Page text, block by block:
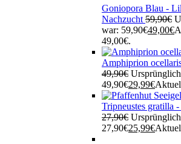
Goniopora Blau -
Nachzucht59,90€
war: 59,90€49,00€
49,00€.
Amphiprion
49,90€
49,90€29,99€
Tripneustes gratilla
27,90€
27,90€25,99€